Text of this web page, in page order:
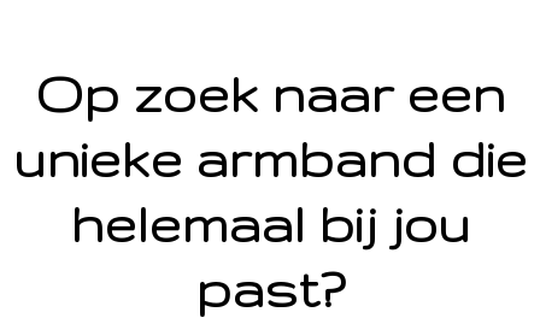
Op zoek naar een
unieke armband die
helemaal bij jou
past?